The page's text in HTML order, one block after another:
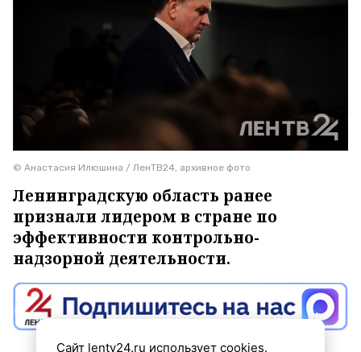
© Анастасия Илюшина / ЛенТВ24, архивное фото
Ленинградскую область ранее
признали лидером в стране по
эффективности контрольно-
надзорной деятельности.
Сайт lentv24.ru использует cookies.